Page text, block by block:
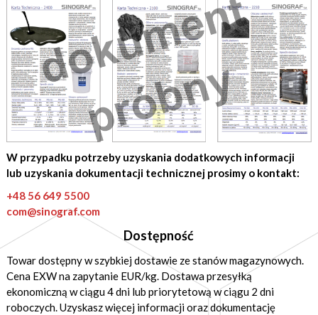
W przypadku potrzeby uzyskania dodatkowych informacji
lub uzyskania dokumentacji technicznej prosimy o kontakt:
+48 56 649 5500
com@sinograf.com
Dostępność
Towar dostępny w szybkiej dostawie ze stanów magazynowych.
Cena EXW na zapytanie EUR/kg. Dostawa przesyłką
ekonomiczną w ciągu 4 dni lub priorytetową w ciągu 2 dni
roboczych. Uzyskasz więcej informacji oraz dokumentację